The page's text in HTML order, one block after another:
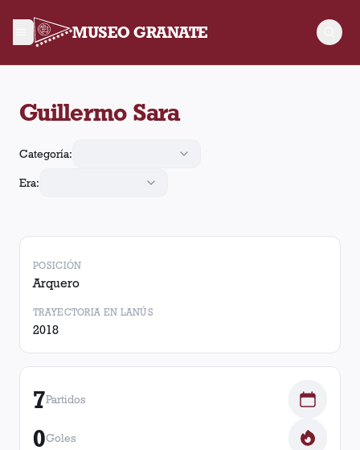
MUSEO GRANATE
Guillermo Sara
Categoría:
Era:
POSICIÓN
Arquero
TRAYECTORIA EN LANÚS
2018
7Partidos
0Goles